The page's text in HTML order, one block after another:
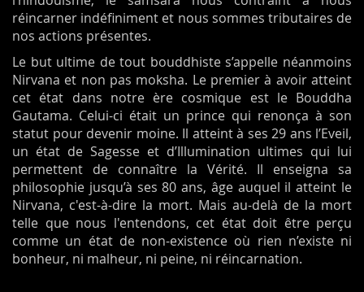
réincarner indéfiniment et nous sommes tributaires de
nos actions présentes.
Le but ultime de tout bouddhiste s’appelle néanmoins
Nirvana et non pas moksha. Le premier à avoir atteint
cet état dans notre ère cosmique est le Bouddha
Gautama. Celui-ci était un prince qui renonça à son
statut pour devenir moine. Il atteint à ses 29 ans l’Eveil,
un état de Sagesse et d’Illumination ultimes qui lui
permettent de connaître la Vérité. Il enseigna sa
philosophie jusqu’à ses 80 ans, âge auquel il atteint le
Nirvana, c'est-à-dire la mort. Mais au-delà de la mort
telle que nous l'entendons, cet état doit être perçu
comme un état de non-existence où rien n’existe ni
bonheur, ni malheur, ni peine, ni réincarnation.